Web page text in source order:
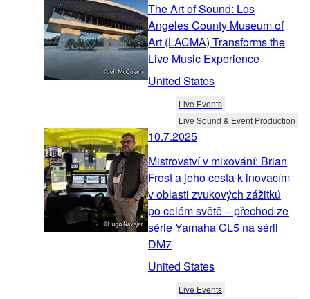
The Art of Sound: Los
Angeles County Museum of
Art (LACMA) Transforms the
Live Music Experience
United States
Live Events
Live Sound & Event Production
10.7.2025
Mistrovství v mixování: Brian
Frost a jeho cesta k inovacím
v oblasti zvukových zážitků
po celém světě – přechod ze
série Yamaha CL5 na sérii
DM7
United States
Live Events